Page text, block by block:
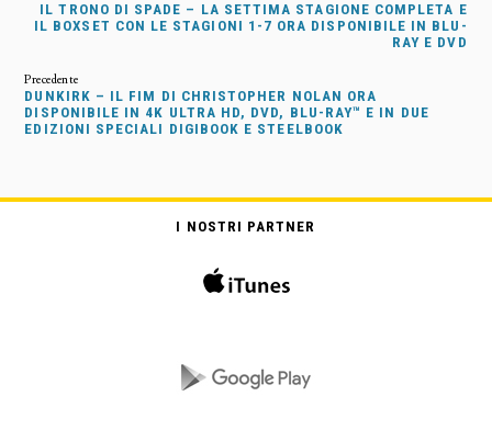
IL TRONO DI SPADE – LA SETTIMA STAGIONE COMPLETA E
IL BOXSET CON LE STAGIONI 1-7 ORA DISPONIBILE IN BLU-
RAY E DVD
DUNKIRK – IL FIM DI CHRISTOPHER NOLAN ORA
DISPONIBILE IN 4K ULTRA HD, DVD, BLU-RAY™ E IN DUE
EDIZIONI SPECIALI DIGIBOOK E STEELBOOK
I NOSTRI PARTNER